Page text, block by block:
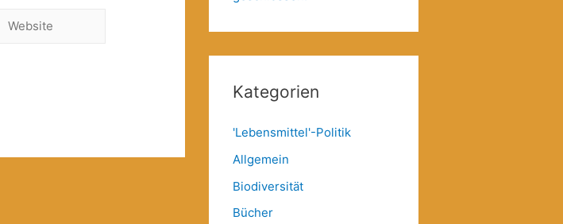
Website
Kategorien
'Lebensmittel'-Politik
Allgemein
Biodiversität
Bücher